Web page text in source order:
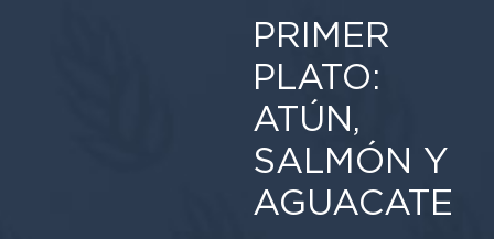
PRIMER
PLATO:
ATÚN,
SALMÓN Y
AGUACATE